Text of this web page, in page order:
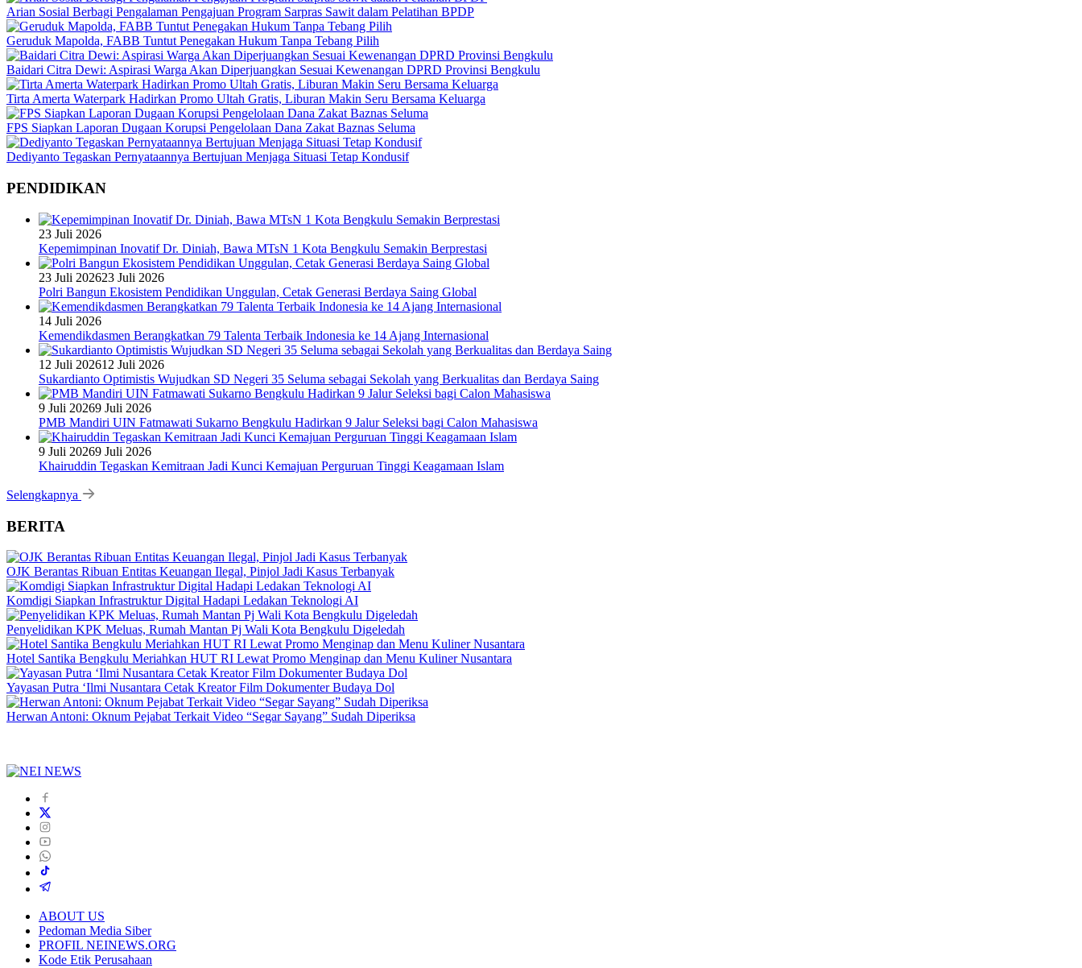
Arian Sosial Berbagi Pengalaman Pengajuan Program Sarpras Sawit dalam Pelatihan BPDP
Geruduk Mapolda, FABB Tuntut Penegakan Hukum Tanpa Tebang Pilih
Baidari Citra Dewi: Aspirasi Warga Akan Diperjuangkan Sesuai Kewenangan DPRD Provinsi Bengkulu
Tirta Amerta Waterpark Hadirkan Promo Ultah Gratis, Liburan Makin Seru Bersama Keluarga
FPS Siapkan Laporan Dugaan Korupsi Pengelolaan Dana Zakat Baznas Seluma
Dediyanto Tegaskan Pernyataannya Bertujuan Menjaga Situasi Tetap Kondusif
PENDIDIKAN
23 Juli 2026
Kepemimpinan Inovatif Dr. Diniah, Bawa MTsN 1 Kota Bengkulu Semakin Berprestasi
23 Juli 202623 Juli 2026
Polri Bangun Ekosistem Pendidikan Unggulan, Cetak Generasi Berdaya Saing Global
14 Juli 2026
Kemendikdasmen Berangkatkan 79 Talenta Terbaik Indonesia ke 14 Ajang Internasional
12 Juli 202612 Juli 2026
Sukardianto Optimistis Wujudkan SD Negeri 35 Seluma sebagai Sekolah yang Berkualitas dan Berdaya Saing
9 Juli 20269 Juli 2026
PMB Mandiri UIN Fatmawati Sukarno Bengkulu Hadirkan 9 Jalur Seleksi bagi Calon Mahasiswa
9 Juli 20269 Juli 2026
Khairuddin Tegaskan Kemitraan Jadi Kunci Kemajuan Perguruan Tinggi Keagamaan Islam
Selengkapnya
BERITA
OJK Berantas Ribuan Entitas Keuangan Ilegal, Pinjol Jadi Kasus Terbanyak
Komdigi Siapkan Infrastruktur Digital Hadapi Ledakan Teknologi AI
Penyelidikan KPK Meluas, Rumah Mantan Pj Wali Kota Bengkulu Digeledah
Hotel Santika Bengkulu Meriahkan HUT RI Lewat Promo Menginap dan Menu Kuliner Nusantara
Yayasan Putra ‘Ilmi Nusantara Cetak Kreator Film Dokumenter Budaya Dol
Herwan Antoni: Oknum Pejabat Terkait Video “Segar Sayang” Sudah Diperiksa
ABOUT US
Pedoman Media Siber
PROFIL NEINEWS.ORG
Kode Etik Perusahaan